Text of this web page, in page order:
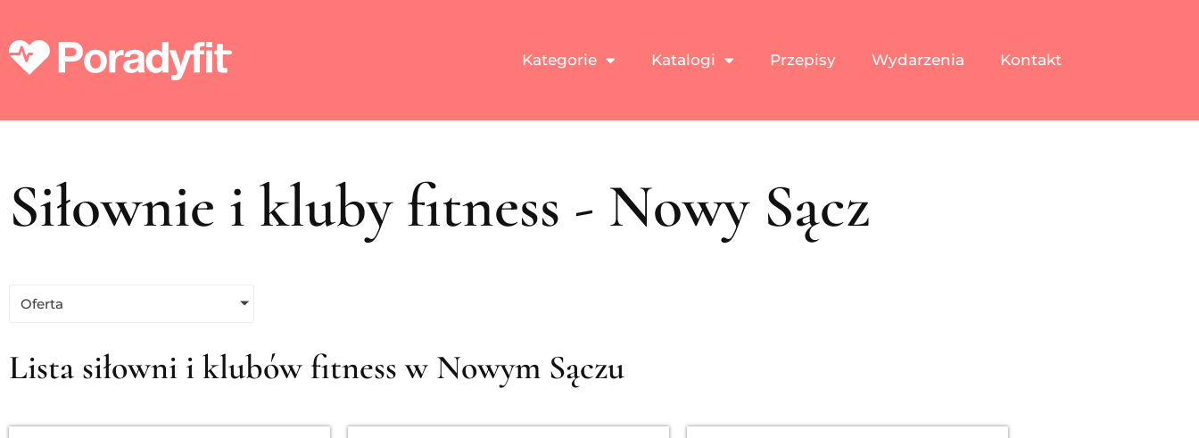
Kategorie Katalogi Przepisy Wydarzenia Kontakt
Siłownie i kluby fitness - Nowy Sącz
Oferta
Lista siłowni i klubów fitness w Nowym Sączu